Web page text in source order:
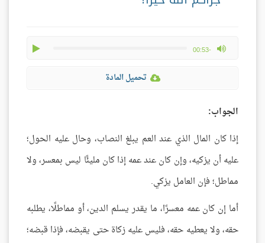
-00:53
max volume
تحميل المادة
الجواب:
إذا كان المال الذي عند العم يبلغ النصاب، وحال عليه الحول؛
عليه أن يزكيه، وإن كان عند عمه إذا كان مليئًا ليس بمعسر، ولا
مماطل؛ فإن العامل يزكي.
أما إن كان عمه معسرًا، ما يقدر يسلم الدين، أو مماطلًا، يطلبه
حقه، ولا يعطيه حقه، فليس عليه زكاة حتى يقبضه، فإذا قبضه؛